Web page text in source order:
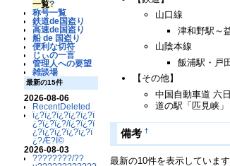
一覧?
称号一覧
鉄道de国盗り
高速de国盗り
船 de 国盗り
便利な切符
じぃの一言
管理人への要望
雑談場
最新の15件
2026-08-06
RecentDeleted
ï¿?ï¿?ï¿?ï¿?ï¿?ï
¿?ï¿?ï¿?/ï¿?ï¿?ï
¿?ï¿?ï¿?ï¿?ï¿?ï
¿?Æ?Ï©
2026-08-03
????????/??
山口線
津和野駅～
山陰本線
飯浦駅・戸
【その他】
中国自動車道 六
道の駅「匹見峡
備考 †
最新の10件を表示しています